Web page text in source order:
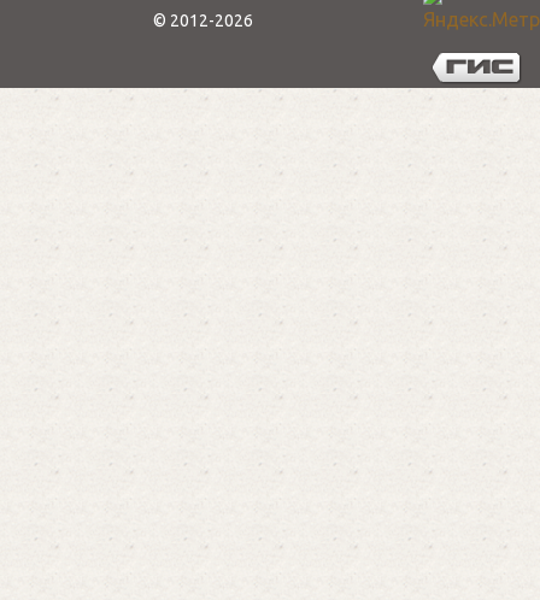
© 2012-2026